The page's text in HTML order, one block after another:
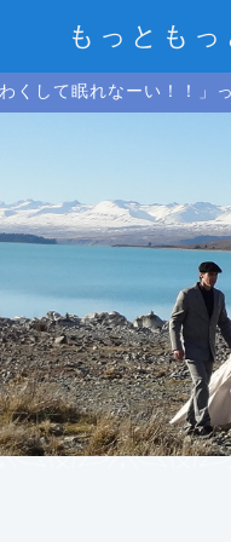
もっとも
くして眠れなーい！！」